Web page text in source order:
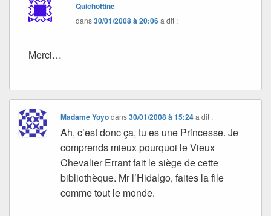
Quichottine
dans30/01/2008 à 20:06a dit :
Merci…
Madame Yoyodans30/01/2008 à 15:24 a dit :
Ah, c’est donc ça, tu es une Princesse. Je
comprends mieux pourquoi le Vieux
Chevalier Errant fait le siège de cette
bibliothèque. Mr l’Hidalgo, faites la file
comme tout le monde.